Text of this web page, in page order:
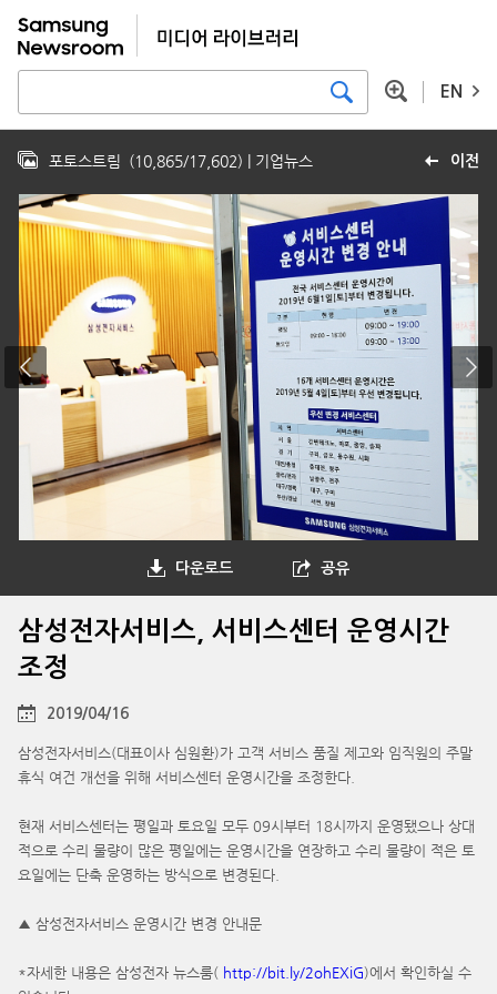
EN
이전
포토스트림 (10,865/17,602) | 기업뉴스
다운로드 공유
삼성전자서비스, 서비스센터 운영시간
조정
2019/04/16
삼성전자서비스(대표이사 심원환)가 고객 서비스 품질 제고와 임직원의 주말
휴식 여건 개선을 위해 서비스센터 운영시간을 조정한다.
현재 서비스센터는 평일과 토요일 모두 09시부터 18시까지 운영됐으나 상대
적으로 수리 물량이 많은 평일에는 운영시간을 연장하고 수리 물량이 적은 토
요일에는 단축 운영하는 방식으로 변경된다.
▲ 삼성전자서비스 운영시간 변경 안내문
*자세한 내용은 삼성전자 뉴스룸( http://bit.ly/2ohEXiG)에서 확인하실 수